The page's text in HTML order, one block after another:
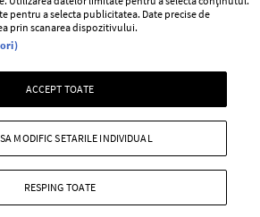
Decizia ONJN nr. 821/25.09.2025.
sunt interzise minorilor.
© 2026 Ringier Romania SRL
pentru a selecta publicitatea. Date precise de
prin scanarea dispozitivului.
ACCEPT TOATE
RESPING TOATE
MODIFIC SETARILE INDIVIDUAL